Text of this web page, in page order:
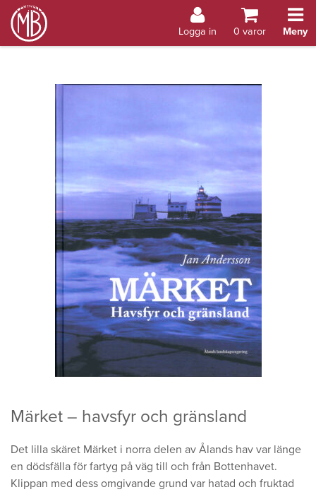
Åland
Logga in 0 varor Meny
Märket – havsfyr och gränsland
Det lilla skäret Märket i norra delen av Ålands hav var länge
en dödsfälla för fartyg på väg till och från Bottenhavet.
Klippan med dess omgivande grund var hatad och fruktad